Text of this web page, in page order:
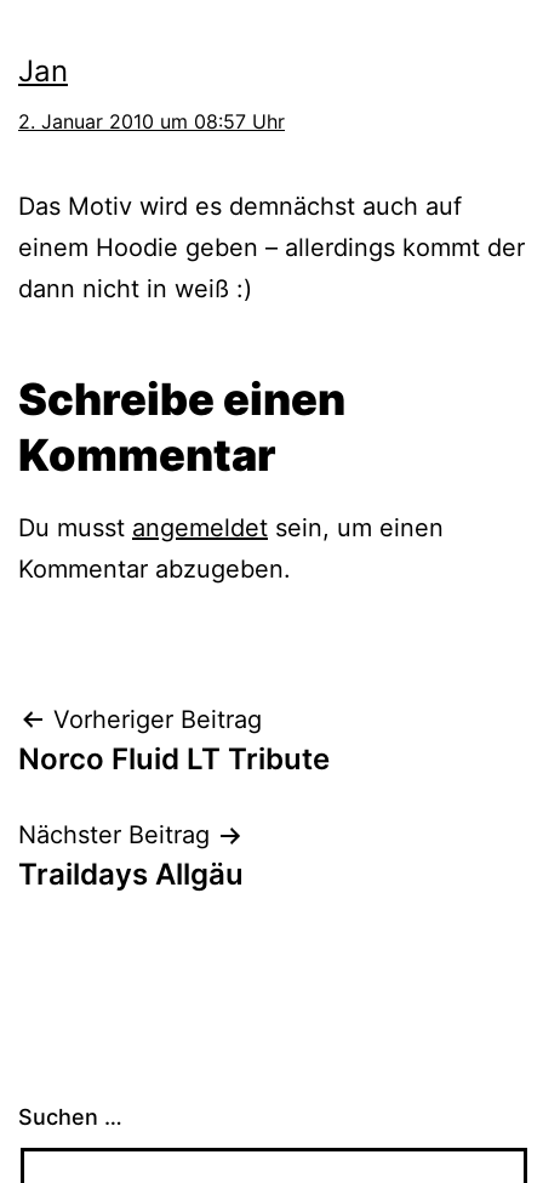
Jan
2. Januar 2010 um 08:57 Uhr
Das Motiv wird es demnächst auch auf
einem Hoodie geben – allerdings kommt der
dann nicht in weiß :)
Schreibe einen
Kommentar
Du musst angemeldet sein, um einen
Kommentar abzugeben.
Beitragsnavigation
Vorheriger Beitrag
Norco Fluid LT Tribute
Nächster Beitrag
Traildays Allgäu
Suchen …